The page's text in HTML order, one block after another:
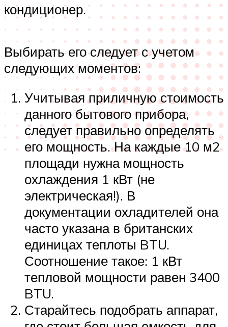
кондиционер.
Выбирать его следует с учетом
следующих моментов:
Учитывая приличную стоимость
данного бытового прибора,
следует правильно определять
его мощность. На каждые 10 м2
площади нужна мощность
охлаждения 1 кВт (не
электрическая!). В
документации охладителей она
часто указана в британских
единицах теплоты BTU.
Соотношение такое: 1 кВт
тепловой мощности равен 3400
BTU.
Старайтесь подобрать аппарат,